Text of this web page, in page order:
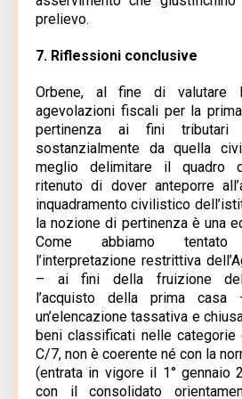
prelievo.
7. Riflessioni conclusive
Orbene, al fine di valutare
agevolazioni fiscali per la
pertinenza ai fini
sostanzialmente da quella
meglio delimitare il quadro
ritenuto di dover anteporre
inquadramento civilistico
la nozione di pertinenza è una
Come abbiamo
l’interpretazione restrittiva
– ai fini della fruizione
l’acquisto della prima casa
un’elencazione tassativa e
beni classificati nelle
C/7, non è coerente né con la
(entrata in vigore il 1° gennaio
con il consolidato